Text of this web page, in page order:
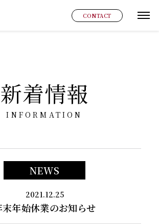
CONTACT グ
新着情報
INFORMATION
NEWS
2021.12.25
末年始休業のお知らせ